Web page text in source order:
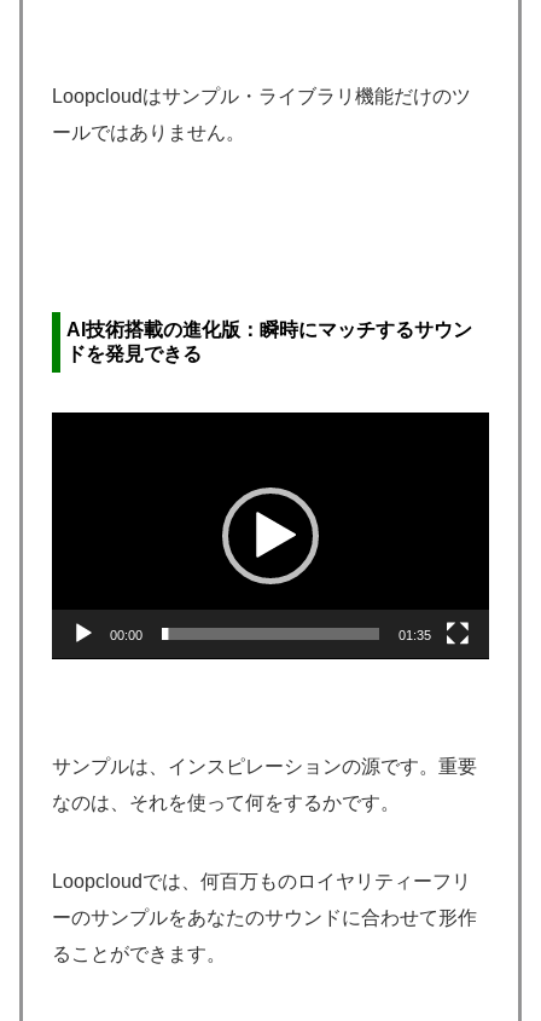
Loopcloudはサンプル・ライブラリ機能だけのツ
ールではありません。
AI技術搭載の進化版：瞬時にマッチするサウン
ドを発見できる
ヤ
00:00 01:35
サンプルは、インスピレーションの源です。重要
なのは、それを使って何をするかです。
Loopcloudでは、何百万ものロイヤリティーフリ
ーのサンプルをあなたのサウンドに合わせて形作
ることができます。